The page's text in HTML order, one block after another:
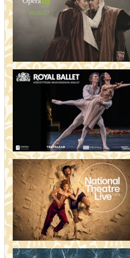
16:00 Törőcsik Mari terem
MEETING THE BUDDHA (12)
17:00 Fábri terem
MOMO (12)
17:00 Csortos terem
HOMO ARGENTUM (16)
19:00 Fábri terem
THE DEVIL WEARS PRADA 2 (12)
19:00 Csortos terem
ADAM'S APPLES (16)
19:00 Törőcsik Mari terem
HOW COULD I LIVE WITHOUT
YOU? (12)
19:00 Díszterem
THE ODYSSEY (16)